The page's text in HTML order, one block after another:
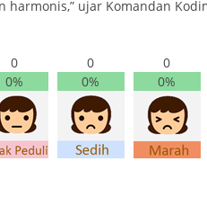
ujar Komandan
0
0%
0
0%
0
0%